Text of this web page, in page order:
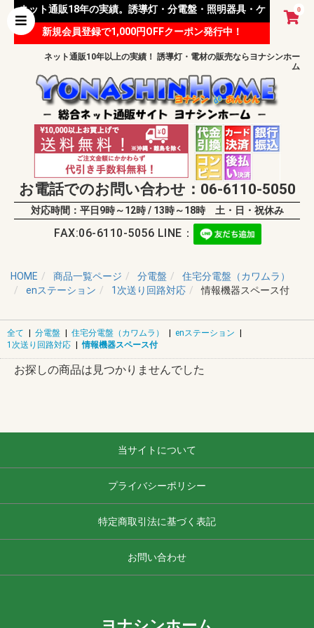
0
ネット通販18年の実績。誘導灯・分電盤・照明器具・ケ
ーブル等 様々な資材を取り扱っています。
新規会員登録で1,000円OFFクーポン発行中！
ネット通販10年以上の実績！ 誘導灯・電材の販売ならヨナシンホー
ム
お電話でのお問い合わせ：06-6110-5050
対応時間：平日9時～12時 / 13時～18時 土・日・祝休み
FAX:06-6110-5056 LINE：
HOME 商品一覧ページ 分電盤
住宅分電盤（カワムラ）
enステーション
1次送り回路対応 情報機器スペース付
全て | 分電盤 | 住宅分電盤（カワムラ） | enステーション |
1次送り回路対応 | 情報機器スペース付
お探しの商品は見つかりませんでした
当サイトについて
プライバシーポリシー
特定商取引法に基づく表記
お問い合わせ